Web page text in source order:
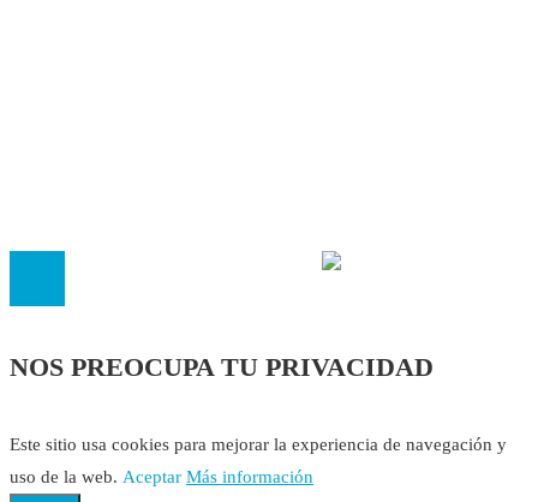
NOS PREOCUPA TU PRIVACIDAD
Este sitio usa cookies para mejorar la experiencia de navegación y
uso de la web. Aceptar Más información